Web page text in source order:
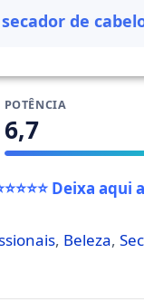
secador de
POTÊNCIA
6,7
Deixa
, Beleza,